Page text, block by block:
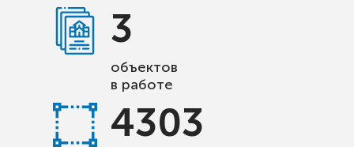
3
объектов
в работе
4303